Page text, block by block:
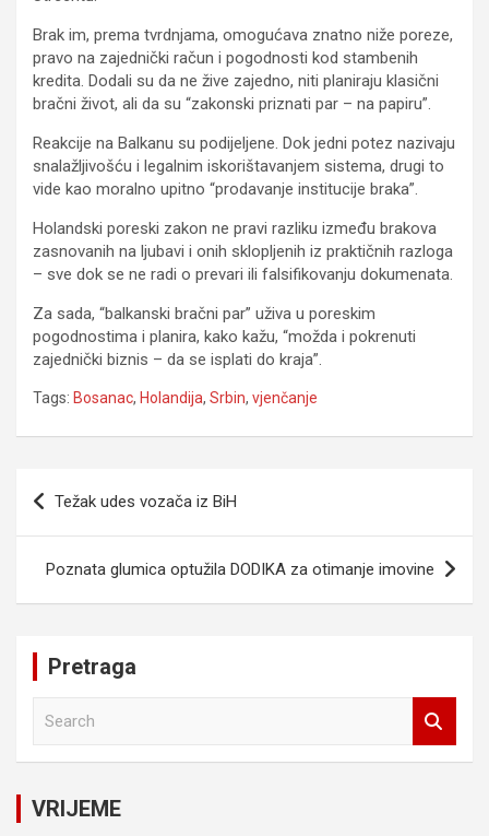
Brak im, prema tvrdnjama, omogućava znatno niže poreze,
pravo na zajednički račun i pogodnosti kod stambenih
kredita. Dodali su da ne žive zajedno, niti planiraju klasični
bračni život, ali da su “zakonski priznati par – na papiru”.
Reakcije na Balkanu su podijeljene. Dok jedni potez nazivaju
snalažljivošću i legalnim iskorištavanjem sistema, drugi to
vide kao moralno upitno “prodavanje institucije braka”.
Holandski poreski zakon ne pravi razliku između brakova
zasnovanih na ljubavi i onih sklopljenih iz praktičnih razloga
– sve dok se ne radi o prevari ili falsifikovanju dokumenata.
Za sada, “balkanski bračni par” uživa u poreskim
pogodnostima i planira, kako kažu, “možda i pokrenuti
zajednički biznis – da se isplati do kraja”.
Tags: Bosanac, Holandija, Srbin, vjenčanje
Navigacija
članaka
Težak udes vozača iz BiH
Poznata glumica optužila DODIKA za otimanje imovine
Pretraga
c
h
VRIJEME